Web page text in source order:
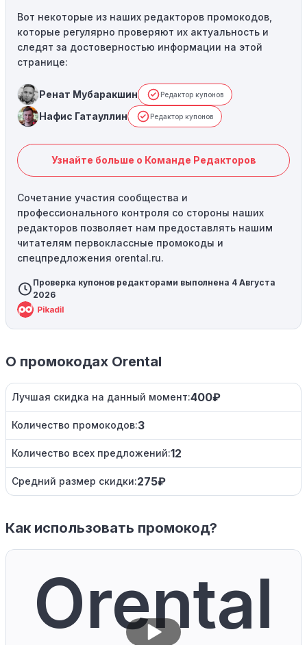
Вот некоторые из наших редакторов промокодов,
которые регулярно проверяют их актуальность и
следят за достоверностью информации на этой
странице:
Ренат Мубаракшин Редактор купонов
Нафис Гатауллин Редактор купонов
Узнайте больше о Команде Редакторов
Сочетание участия сообщества и
профессионального контроля со стороны наших
редакторов позволяет нам предоставлять нашим
читателям первоклассные промокоды и
спецпредложения orental.ru.
Проверка купонов редакторами выполнена 4 Августа
2026
О промокодах Orental
Лучшая скидка на данный момент:400₽
Количество промокодов:3
Количество всех предложений:12
Средний размер скидки:275₽
Как использовать промокод?
Orental